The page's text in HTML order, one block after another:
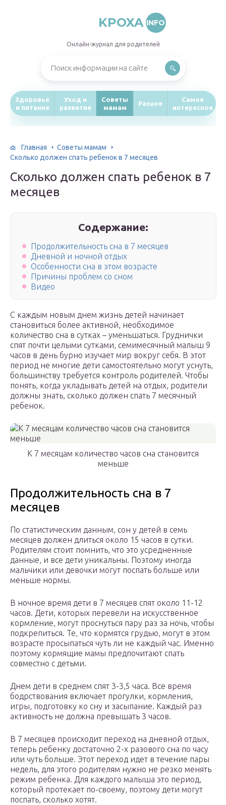
KPOXA INFO
Онлайн-журнал для родителей
Здоровье
и питание
Уход и
развитие
Советы
мамам
Разное
Самое
интересное
Главная
Советы мамам
Сколько должен спать ребенок в 7 месяцев
Сколько должен спать ребенок в 7
месяцев
Содержание:
Продолжительность сна в 7 месяцев
Дневной и ночной отдых
Особенности сна в этом возрасте
Причины проблем со сном
Видео
С каждым новым днем жизнь детей начинает
становиться более активной, необходимое
количество сна в сутках – уменьшаться. Груднички
спят почти целыми сутками, семимесячный малыш 9
часов в день бурно изучает мир вокруг себя. В этот
период не многие дети самостоятельно могут уснуть,
большинству требуется контроль родителей. Чтобы
понять, когда укладывать детей на отдых, родители
должны знать, сколько должен спать 7 месячный
ребенок.
К 7 месяцам количество часов сна становится
меньше
Продолжительность сна в 7
месяцев
По статистическим данным, сон у детей в семь
месяцев должен длиться около 15 часов в сутки.
Родителям стоит помнить, что это усредненные
данные, и все дети уникальны. Поэтому иногда
мальчики или девочки могут поспать больше или
меньше нормы.
В ночное время дети в 7 месяцев спят около 11-12
часов. Дети, которых перевели на искусственное
кормление, могут проснуться пару раз за ночь, чтобы
подкрепиться. Те, что кормятся грудью, могут в этом
возрасте просыпаться чуть ли не каждый час. Именно
поэтому кормящие мамы предпочитают спать
совместно с детьми.
Днем дети в среднем спят 3-3,5 часа. Все время
бодрствования включает прогулки, кормления,
игры, подготовку ко сну и засыпание. Каждый раз
активность не должна превышать 3 часов.
В 7 месяцев происходит переход на дневной отдых,
теперь ребенку достаточно 2-х разового сна по часу
или чуть больше. Этот переход идет в течение пары
недель, для этого родителям нужно не резко менять
режим ребенка. Для каждого малыша это период,
который протекает по-своему, поэтому дети могут
поспать, сколько хотят.